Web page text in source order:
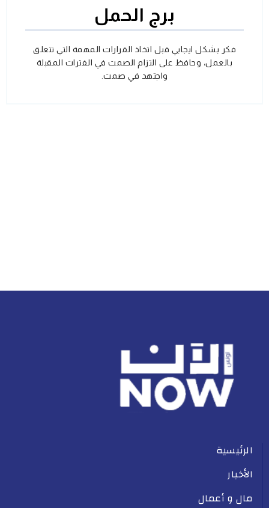
برج الحمل
فكر بشكل ايجابي قبل اتخاذ القرارات المهمة التي تتعلق
بالعمل، وحافظ على التزام الصمت في الفترات المقبلة
واجتهد في صمت.
الرئيسية
الأخبار
مال و أعمال